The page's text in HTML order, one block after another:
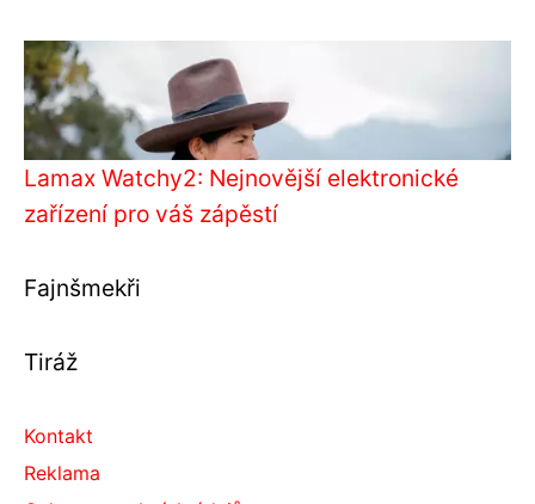
Lamax Watchy2: Nejnovější elektronické
zařízení pro váš zápěstí
Fajnšmekři
Tiráž
Kontakt
Reklama